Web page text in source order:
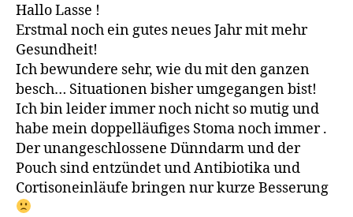
Hallo Lasse !
Erstmal noch ein gutes neues Jahr mit mehr
Gesundheit!
Ich bewundere sehr, wie du mit den ganzen
besch… Situationen bisher umgegangen bist!
Ich bin leider immer noch nicht so mutig und
habe mein doppelläufiges Stoma noch immer .
Der unangeschlossene Dünndarm und der
Pouch sind entzündet und Antibiotika und
Cortisoneinläufe bringen nur kurze Besserung